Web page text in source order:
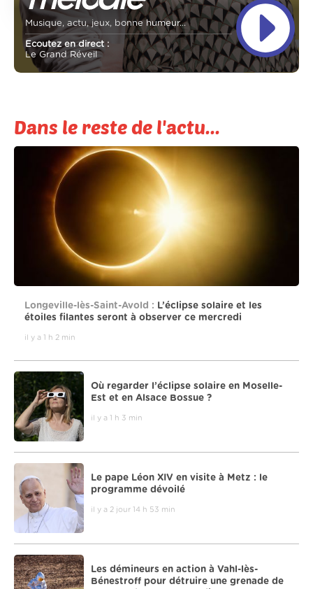
Musique, actu, jeux, bonne humeur...
Ecoutez en direct :
Le Grand Réveil
Dans le reste de l'actu...
Longeville-lès-Saint-Avold : L’éclipse solaire et les
étoiles filantes seront à observer ce mercredi
il y a 1 h 2 min
Où regarder l’éclipse solaire en Moselle-
Est et en Alsace Bossue ?
il y a 1 h 3 min
Le pape Léon XIV en visite à Metz : le
programme dévoilé
il y a 2 jour 14 h 53 min
Les démineurs en action à Vahl-lès-
Bénestroff pour détruire une grenade de